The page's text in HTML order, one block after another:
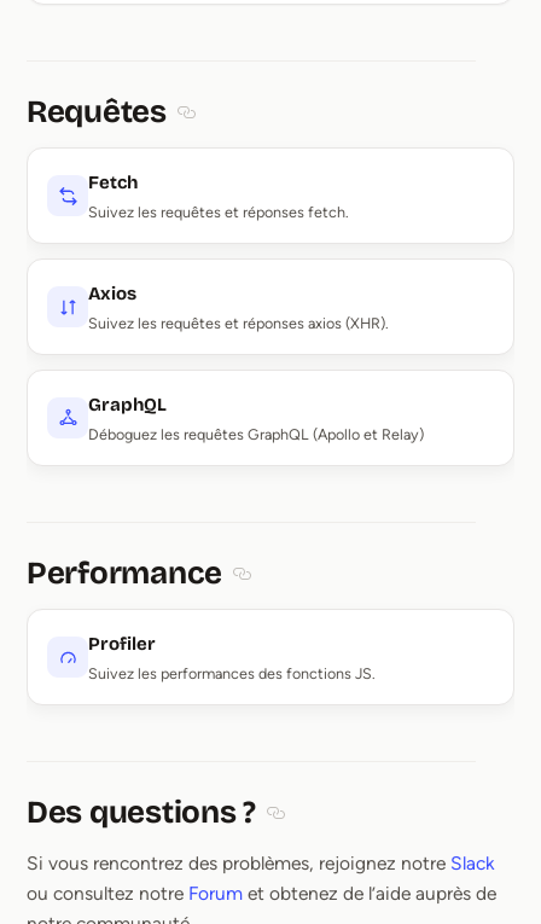
Requêtes
Fetch
Suivez les requêtes et réponses fetch.
Axios
Suivez les requêtes et réponses axios (XHR).
GraphQL
Déboguez les requêtes GraphQL (Apollo et Relay)
Performance
Profiler
Suivez les performances des fonctions JS.
Des questions ?
Si vous rencontrez des problèmes, rejoignez notre Slack
ou consultez notre Forum et obtenez de l’aide auprès de